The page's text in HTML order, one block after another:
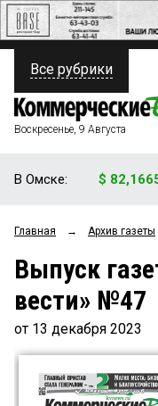
ПОЛИТИКА
ФИНАНСЫ
ОБЩЕСТВО
ЗАКОН
ПРОИСШЕСТВИЯ
СТИЛЬ ЖИЗНИ
Все рубрики
Воскресенье, 9 Августа
В Омске: $
Главная → Архив газеты
Выпуск
вести» №47
от 13 декабря 2023